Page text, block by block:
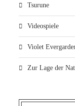
Tsurune
Videospiele
Violet
Zur Lage der